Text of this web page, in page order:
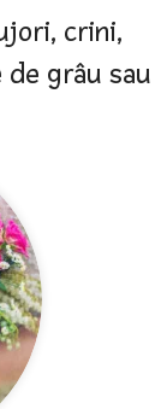
crini,
grâu sau